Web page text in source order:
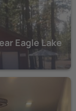
Eagle Lake